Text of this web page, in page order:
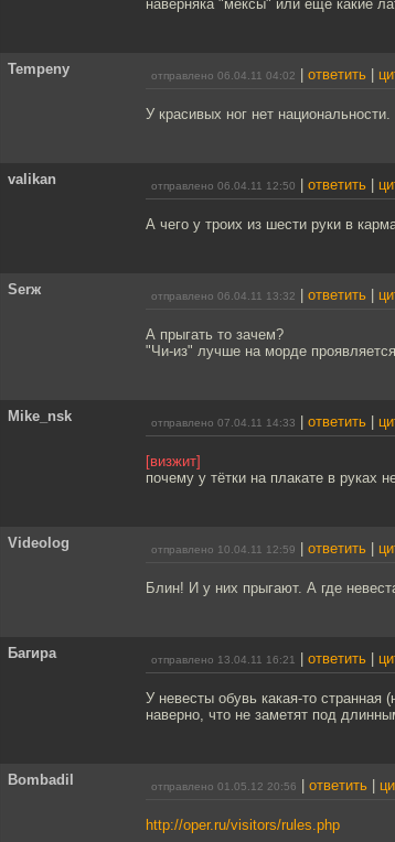
наверняка "мексы" или ещё какие
Tempeny отправлено 06.04.11 04:02 ответить
У красивых ног нет национальности.
valikan отправлено 06.04.11 12:50 ответить
А чего у троих из шести руки в
Serж отправлено 06.04.11 13:32 ответить
А прыгать то зачем?
"Чи-из" лучше на морде
Mike_nsk отправлено 07.04.11 14:33 ответить
[визжит]
почему у тётки на плакате в руках
Videolog отправлено 10.04.11 12:59 ответить
Блин! И у них прыгают. А где
Багира отправлено 13.04.11 16:21 ответить
У невесты обувь какая-то
наверно, что не заметят под
Bombadil отправлено 01.05.12 20:56 ответить
http://oper.ru/visitors/rules.php